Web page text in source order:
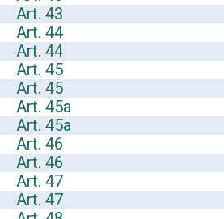
Art. 43
Art. 44
Art. 44
Art. 45
Art. 45
Art. 45a
Art. 45a
Art. 46
Art. 46
Art. 47
Art. 47